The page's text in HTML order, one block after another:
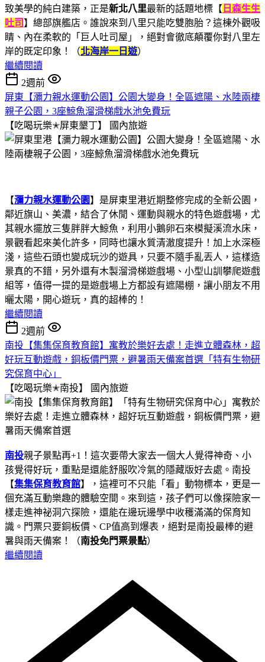
致美學的純白建築，正是新北八里最新的話題地標【 日森生生
吐司 】總部旗艦店。誰說來到八里只能吃雙胞胎？這棟外觀吸
睛、內在柔軟的「巨人吐司屋」，絕對會徹底顛覆你對八里左
岸的既定印象！（北海岸一日遊）
繼續閱讀
2週前
屏東【瀰力親水運動公園】公園大變身！全區遮陽、水陸兩棲
親子公園，3座鯨魚溜滑梯戲水池免費玩
【吃喝玩樂✭屏東墾丁】
國內旅遊
【瀰力親水運動公園】是屏東里港近期整修完成的全新公園，
鄰近旗山、美濃，結合了休閒、運動與親水的特色遊戲場，尤
其親水擺放三隻胖胖大鯨魚，利用小鵝卵石來模擬溪流水床，
景觀看起來美化許多，同時也讓水質清澈度提升！加上水深極
淺，這些石頭也變成玩沙的遊具，只要不隨手亂丟人，這樣造
景真的不錯，另外還有木製溜滑梯遊戲場、小型山訓攀爬遊戲
組等，值得一提的是遊戲場上方都設有遮陽棚，讓小朋友不用
曬太陽，開心遊玩，真的超棒的！
繼續閱讀
2週前
南投【集集保育教育館】寓教於樂好去處！走進立體森林，超
好玩互動遊戲，銅板價門票，避暑雨天備案首選「特有生物研
究保育中心」
【吃喝玩樂✭南投】
國內旅遊
南投親子景點再+1！這次要帶大家去一個大人覺得神奇、小
孩覺得好玩，重點是還能舒服吹冷氣的隱藏版好去處。南投
【集集保育教育館】，這裡可不只能「看」動物標本，更是一
個充滿互動樂趣的體驗空間。來到這，孩子們可以像探險家一
樣走進神祕洞穴探險，還能在邊玩邊學中收穫滿滿的保育知
識。門票只要銅板價、CP值高到爆表，絕對是南投最棒的避
暑與雨天備案！（南投免門票景點）
繼續閱讀